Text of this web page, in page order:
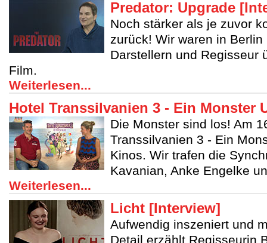
Predator: Upgrade
Noch stärker als je zuvor
zurück! Wir waren in
Darstellern und Regisseur
Film.
Weiterlesen...
Hotel Transsilvanien 3 - Ein Monster
Die Monster sind los! Am
Transsilvanien 3 - Ein
Kinos. Wir trafen die
Kavanian, Anke Engelke
Weiterlesen...
Licht [Interview]
Aufwendig inszeniert und
Detail erzählt Regisseurin